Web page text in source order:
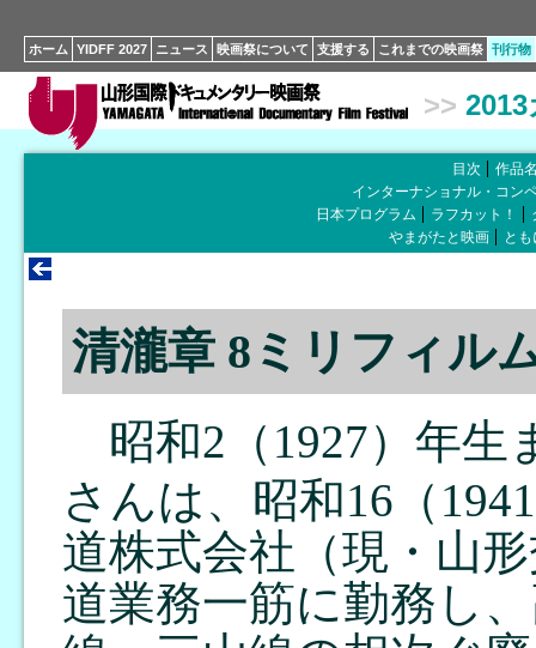
ホーム YIDFF 2027 ニュース 映画祭について 支援する これまでの映画祭 刊行物
>>
目次
作品
インターナショナル・コン
日本プログラム
ラフカット！
やまがたと映画
と
清瀧章 8ミリフィル
昭和2（1927）年生
さんは、昭和16（
道株式会社（現・山
道業務一筋に勤務し